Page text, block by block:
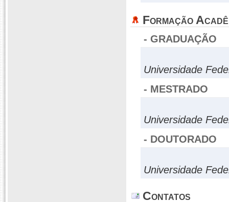
Formação
- GRADUAÇÃO
Universidade
- MESTRADO
Universidade
- DOUTORADO
Universidade
Contatos